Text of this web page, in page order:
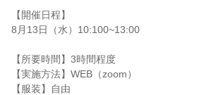
【開催日程】
8月13日（水）10:100~13:00
【所要時間】3時間程度
【実施方法】WEB（zoom）
【服装】自由